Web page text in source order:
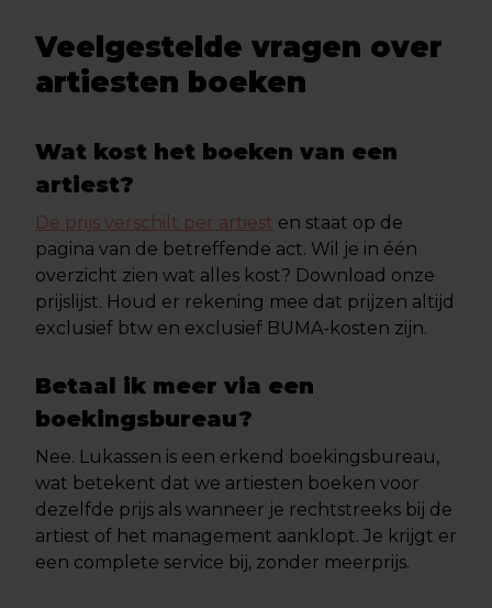
Veelgestelde vragen over
artiesten boeken
Wat kost het boeken van een
artiest?
De prijs verschilt per artiest en staat op de
pagina van de betreffende act. Wil je in één
overzicht zien wat alles kost? Download onze
prijslijst. Houd er rekening mee dat prijzen altijd
exclusief btw en exclusief BUMA-kosten zijn.
Betaal ik meer via een
boekingsbureau?
Nee. Lukassen is een erkend boekingsbureau,
wat betekent dat we artiesten boeken voor
dezelfde prijs als wanneer je rechtstreeks bij de
artiest of het management aanklopt. Je krijgt er
een complete service bij, zonder meerprijs.